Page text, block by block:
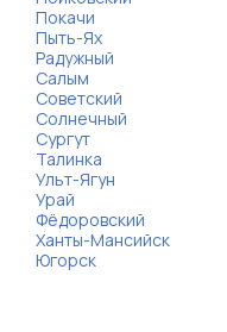
Покачи
Пыть-Ях
Радужный
Салым
Советский
Солнечный
Сургут
Талинка
Ульт-Ягун
Урай
Фёдоровский
Ханты-Мансийск
Югорск